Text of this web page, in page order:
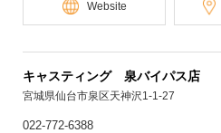
Website
キャスティング 泉バイパス店
宮城県仙台市泉区天神沢1-1-27
022-772-6388